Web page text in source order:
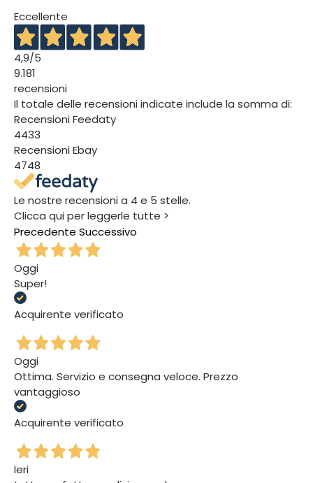
Eccellente
4,9/5
9.181
recensioni
Il totale delle recensioni indicate include la somma di:
Recensioni Feedaty
4433
Recensioni Ebay
4748
Le nostre recensioni a 4 e 5 stelle.
Clicca qui per leggerle tutte >
Precedente Successivo
Oggi
Super!
Acquirente verificato
Oggi
Ottima. Servizio e consegna veloce. Prezzo
vantaggioso
Acquirente verificato
Ieri